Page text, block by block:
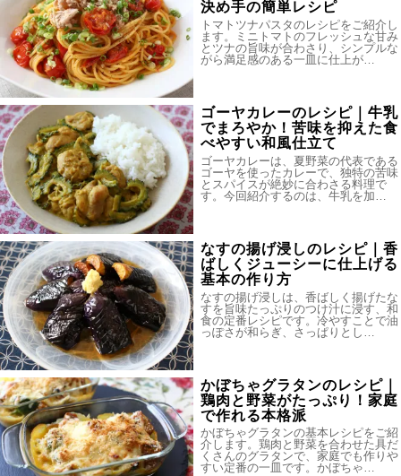
決め手の簡単レシピ
トマトツナパスタのレシピをご紹介し
ます。ミニトマトのフレッシュな甘み
とツナの旨味が合わさり、シンプルな
がら満足感のある一皿に仕上が…
ゴーヤカレーのレシピ｜牛乳
でまろやか！苦味を抑えた食
べやすい和風仕立て
ゴーヤカレーは、夏野菜の代表である
ゴーヤを使ったカレーで、独特の苦味
とスパイスが絶妙に合わさる料理で
す。今回紹介するのは、牛乳を加…
なすの揚げ浸しのレシピ｜香
ばしくジューシーに仕上げる
基本の作り方
なすの揚げ浸しは、香ばしく揚げたな
すを旨味たっぷりのつけ汁に浸す、和
食の定番レシピです。冷やすことで油
っぽさが和らぎ、さっぱりとし…
かぼちゃグラタンのレシピ｜
鶏肉と野菜がたっぷり！家庭
で作れる本格派
かぼちゃグラタンの基本レシピをご紹
介します。鶏肉と野菜を合わせた具だ
くさんのグラタンで、家庭でも作りや
すい定番の一皿です。かぼちゃ…